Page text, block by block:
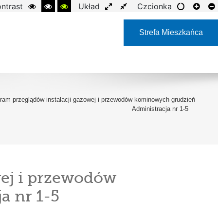
Układ Czcionka
Strefa Mieszkańca
przeglądów instalacji gazowej i przewodów kominowych grudzień
Administracja nr 1-5
i przewodów
nr 1-5